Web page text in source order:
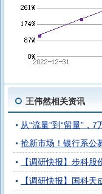
王伟然相关资讯
从“流量”到“留量”，
抢新市场！银行系公
【调研快报】步科
【调研快报】国科